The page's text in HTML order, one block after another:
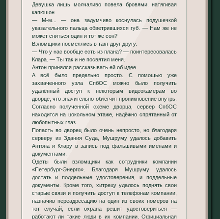
Девушка лишь молчаливо повела бровями. натягивая
капюшон.
— М-м... — она задумчиво коснулась подушечкой
указательного пальца обветрившихся губ. — Нам же не
может сниться один и тот же сон?
Взломщики посмеялись в такт друг другу.
— Что у нас вообще есть из плана? — поинтересовалась
Клара. — Ты так и не посвятил меня.
Антон принялся рассказывать ей об идее.
А всё было предельно просто. С помощью уже
захваченного узла СпбОС можно было получить
удалённый доступ к некоторым видеокамерам во
дворце, что значительно облегчит проникновение внутрь.
Согласно полученной схеме дворца, сервер СпбОС
находится на цокольном этаже, надёжно спрятанный от
любопытных глаз.
Попасть во дворец было очень непросто, но благодаря
серверу из Здания Суда, Мушруму удалось добавить
Антона и Клару в запись под фальшивыми именами и
документами.
Одеты были взломщики как сотрудники компании
«Петербург-Энерго». Благодаря Мушруму удалось
достать и поддельные удостоверения, и поддельные
документы. Кроме того, хитрецу удалось поднять свои
старые связи и получить доступ к телефонам компании,
назначив переадресацию на один из своих номеров на
тот случай, если охрана решит удостовериться —
работают ли такие люди в их компании. Официальная